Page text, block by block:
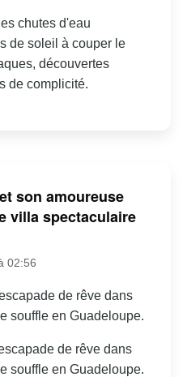
chutes d'eau
de soleil à couper le
découvertes
de complicité.
son amoureuse
villa spectaculaire
02:56
de rêve dans
souffle en Guadeloupe.
de rêve dans
souffle en Guadeloupe.